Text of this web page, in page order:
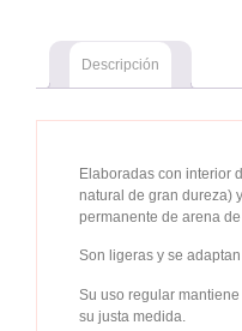
Descripción
Elaboradas con interior
natural de gran dureza)
permanente de arena
Son ligeras y se
Su uso regular
su justa medida.